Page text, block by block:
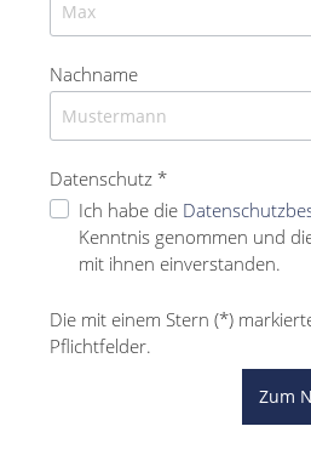
Nachname
Datenschutz *
Ich habe die
Kenntnis genommen und
mit ihnen einverstanden.
Die mit einem Stern (*)
Pflichtfelder.
Zum